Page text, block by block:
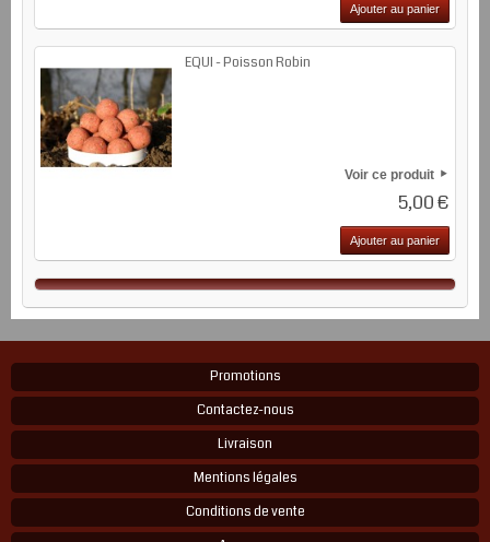
Ajouter au panier
EQUI - Poisson Robin
Voir ce produit
5,00 €
Ajouter au panier
Promotions
Contactez-nous
Livraison
Mentions légales
Conditions de vente